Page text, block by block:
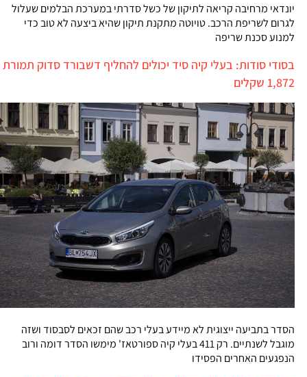
יונדאי מרחיבה קריאה לתיקון של כשל סדרתי במערכת הבלמים שעלול
לגרום לשריפת הרכב. טויוטה מתקנת תיקון שהיא ביצעה לא טוב כדי
למנוע סכנת שריפה
בסודי סודות: בעלי קיה סיד יכולים להחליף דשבורד סדוק תמורת
1,872 שקלים
הסדר בתביעה ייצוגית לא מיידע בעלי רכב שהם זכאים לסבסוד ושזה
מוגבל לשנתיים. רק 411 בעלי קיה ספורטאז' מימשו הסדר דומה ורוב
הנפגעים האחרים הפסידו